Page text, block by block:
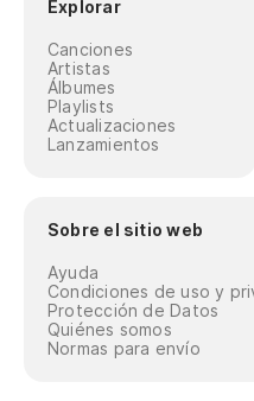
Explorar
Canciones
Artistas
Álbumes
Playlists
Actualizaciones
Lanzamientos
Sobre el sitio web
Ayuda
Condiciones de uso y
Protección de Datos
Quiénes somos
Normas para envío